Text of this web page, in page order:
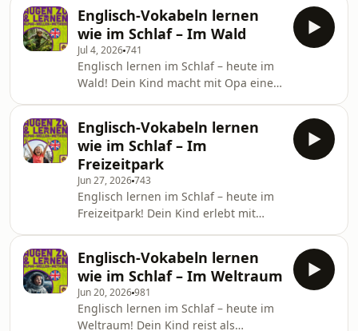
Li
zwischen Blumen und Insekten und
lernt dabei 20 englische Wörter: von
Meadow und Flower über Bee und
Ladybug bis Picnic und Sandwich.
Einfach Augen zu, entspannen und
zuhören. In dieser Folge lernst du:
Meadow, Grass, Flower, Daisy, Tulip,
Bee, Ladybug, Ant, Worm,
Englisch-Vokabeln lernen
wie im Schlaf – Im Wald
Jul 4, 2026741
Englisch lernen im Schlaf – heute im
Wald! Dein Kind macht mit Opa einen
dabei 20 englische Wörter: von Forest
und Tree über Mushroom und Berry
bis Squirrel und Fox. Einfach Augen
zu, entspannen und zuhören. In
dieser Folge lernst du: Forest, Branch,
Leaf, Moss, Mushroom, Fern, Trail,
Berry, Acorn, Pinecone, Squirrel, Deer,
Englisch-Vokabeln lernen
wie im Schlaf – Im
Freizeitpark
Jun 27, 2026743
Englisch lernen im Schlaf – heute im
Freizeitpark! Dein Kind erlebt mit
Zuckerwatte, und lernt dabei 20
englische Wörter: von Fair und
Carousel über Wheel und View bis
Cotton candy und Lights. Einfach
Englisch-Vokabeln lernen
wie im Schlaf – Im Weltraum
Jun 20, 2026981
Englisch lernen im Schlaf – heute im
Weltraum! Dein Kind reist als